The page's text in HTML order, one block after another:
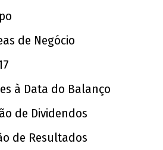
de Negócio
à Data do Balanço
de Dividendos
de Resultados